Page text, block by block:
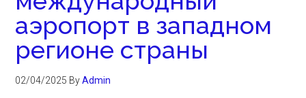
аэропорт в западном
регионе страны
02/04/2025 ByAdmin